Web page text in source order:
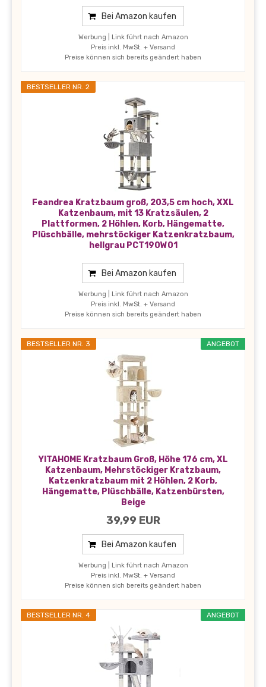
Bei Amazon kaufen
Werbung | Link führt nach Amazon
Preis inkl. MwSt. + Versand
Preise können sich bereits geändert haben
BESTSELLER NR. 2
Feandrea Kratzbaum groß, 203,5 cm hoch, XXL
Katzenbaum, mit 13 Kratzsäulen, 2
Plattformen, 2 Höhlen, Korb, Hängematte,
Plüschbälle, mehrstöckiger Katzenkratzbaum,
hellgrau PCT190W01
Bei Amazon kaufen
Werbung | Link führt nach Amazon
Preis inkl. MwSt. + Versand
Preise können sich bereits geändert haben
ANGEBOT
BESTSELLER NR. 3
YITAHOME Kratzbaum Groß, Höhe 176 cm, XL
Katzenbaum, Mehrstöckiger Kratzbaum,
Katzenkratzbaum mit 2 Höhlen, 2 Korb,
Hängematte, Plüschbälle, Katzenbürsten,
Beige
39,99 EUR
Bei Amazon kaufen
Werbung | Link führt nach Amazon
Preis inkl. MwSt. + Versand
Preise können sich bereits geändert haben
ANGEBOT
BESTSELLER NR. 4